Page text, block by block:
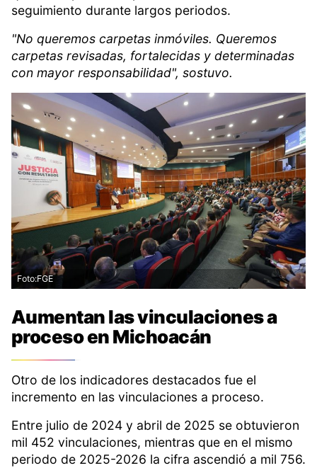
seguimiento durante largos periodos.
"No queremos carpetas inmóviles. Queremos
carpetas revisadas, fortalecidas y determinadas
con mayor responsabilidad", sostuvo.
Foto:FGE
Aumentan las vinculaciones a
proceso en Michoacán
Otro de los indicadores destacados fue el
incremento en las vinculaciones a proceso.
Entre julio de 2024 y abril de 2025 se obtuvieron
mil 452 vinculaciones, mientras que en el mismo
periodo de 2025-2026 la cifra ascendió a mil 756.